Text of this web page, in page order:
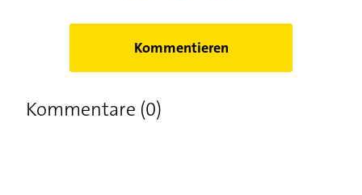
Kommentieren
Kommentare (0)